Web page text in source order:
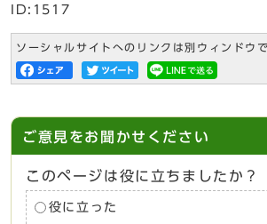
ID:1517
ソーシャルサイトへのリンクは別ウィンドウ
ご意見をお聞かせください
このページは役に立ちましたか？
役に立った